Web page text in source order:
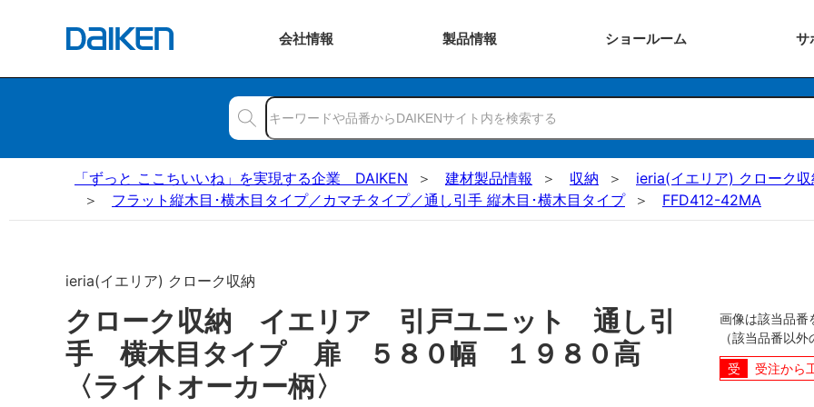
会社情報 製品情報 ショールーム サ
「ずっと ここちいいね」を実現する企業 DAIKEN 建材製品情報 収納
ieria(イエリア) クローク
フラット縦木目･横木目タイプ／カマチタイプ／通し引手 縦木目･横木目タイプ
FFD412-42MA
ieria(イエリア) クローク収納
クローク収納 イエリア 引戸ユニット 通し引
手 横木目タイプ 扉 ５８０幅 １９８０高
〈ライトオーカー柄〉
画像は該当品番
（該当品番以
受注から